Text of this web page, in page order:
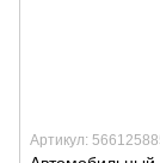
Артикул: